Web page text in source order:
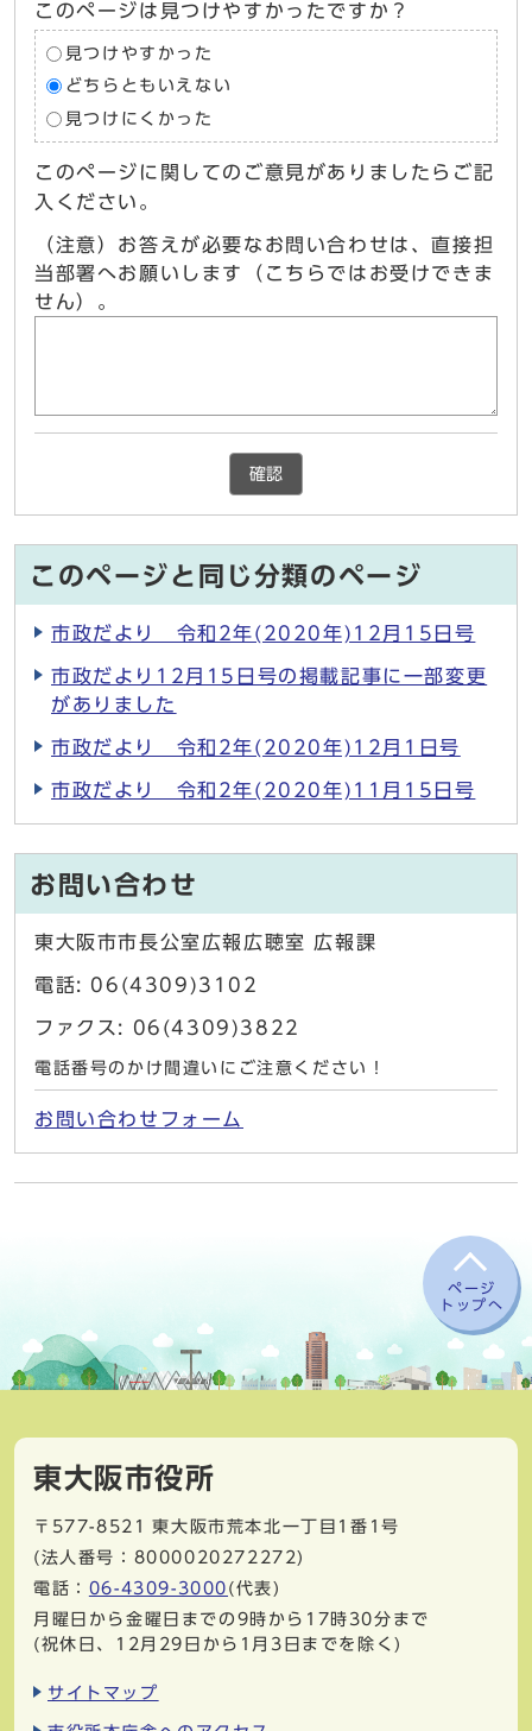
このページは見つけやすかったですか？
見つけやすかった
どちらともいえない
見つけにくかった
このページに関してのご意見がありましたらご記
入ください。
（注意）お答えが必要なお問い合わせは、直接担
当部署へお願いします（こちらではお受けできま
せん）。
確認
このページと同じ分類のページ
市政だより 令和2年(2020年)12月15日号
市政だより12月15日号の掲載記事に一部変更
がありました
市政だより 令和2年(2020年)12月1日号
市政だより 令和2年(2020年)11月15日号
お問い合わせ
東大阪市市長公室広報広聴室 広報課
電話: 06(4309)3102
ファクス: 06(4309)3822
電話番号のかけ間違いにご注意ください！
お問い合わせフォーム
ページ
トップへ
東大阪市役所
〒577-8521
東大阪市荒本北一丁目1番1号
(法人番号：8000020272272)
電話： 06-4309-3000 (代表)
月曜日から金曜日までの9時から17時30分まで
(祝休日、12月29日から1月3日までを除く)
サイトマップ